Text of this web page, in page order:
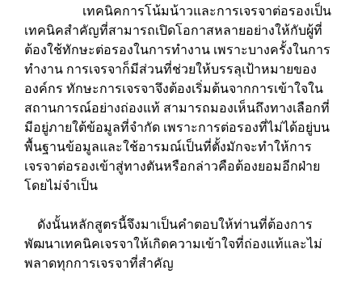
เทคนิคการโน้มน้าวและการเจรจาต่อรองเป็น
เทคนิคสำคัญที่สามารถเปิดโอกาสหลายอย่างให้กับผู้ที่
ต้องใช้ทักษะต่อรองในการทำงาน เพราะบางครั้งในการ
ทำงาน การเจรจาก็มีส่วนที่ช่วยให้บรรลุเป้าหมายของ
องค์กร ทักษะการเจรจาจึงต้องเริ่มต้นจากการเข้าใจใน
สถานการณ์อย่างถ่องแท้ สามารถมองเห็นถึงทางเลือกที่
มีอยู่ภายใต้ข้อมูลที่จำกัด เพราะการต่อรองที่ไม่ได้อยู่บน
พื้นฐานข้อมูลและใช้อารมณ์เป็นที่ตั้งมักจะทำให้การ
เจรจาต่อรองเข้าสู่ทางตันหรือกล่าวคือต้องยอมอีกฝ่าย
โดยไม่จำเป็น
ดังนั้นหลักสูตรนี้จึงมาเป็นคำตอบให้ท่านที่ต้องการ
พัฒนาเทคนิคเจรจาให้เกิดความเข้าใจที่ถ่องแท้และไม่
พลาดทุกการเจรจาที่สำคัญ